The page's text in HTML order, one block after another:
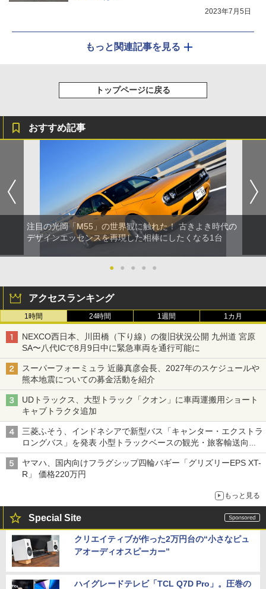
2023年7月5日
もっと関連記事を見る
トップページに戻る
おすすめ記事
注目の光岡「M55」の世界観に触れた！ 古きよき時代の
デザインエッセンスを再現した相棒にしたくなる1台
● ● ● ● ●
アクセスランキング
1時間 24時間 1週間 1カ月
NEXCO西日本、川田橋（下り線）の復旧状況公開 九州道 宮原
SA〜八代ICで8月9日中に緊急車両を通行可能に
スーパーフォーミュラ 近藤真彦会長、2027年のスケジュールや
熊本地震についての募金活動を紹介
UDトラックス、大型トラック「クオン」に車両運搬用ショート
キャブトラクタ追加
三菱ふそう、インドネシアで新型バス「キャンター・エクストラ
ロングバス」を発表 小型トラックベースの観光・旅客輸送向け
バス
ヤマハ、国内向けフラグシップ四輪バギー「グリズリーEPS XT-
R」 価格220万円
もっと見る
Special Site
クリエイティブが作った2万円台の“小さなピュ
アオーディオスピーカー”
ハイグレードテレビ「TCL Q7D Pro」。圧巻の